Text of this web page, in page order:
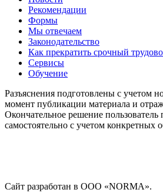
Рекомендации
Формы
Мы отвечаем
Законодательство
Как прекратить срочный
Сервисы
Обучение
Разъяснения подготовлены с учетом
момент публикации материала и
Окончательное решение пользователь
самостоятельно с учетом конкретных
Сайт разработан в ООО «NORMA».